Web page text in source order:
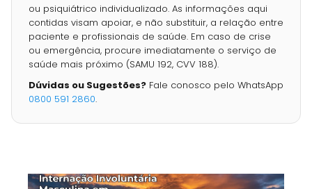
ou psiquiátrico individualizado. As informações aqui
contidas visam apoiar, e não substituir, a relação entre
paciente e profissionais de saúde. Em caso de crise
ou emergência, procure imediatamente o serviço de
saúde mais próximo (SAMU 192, CVV 188).
Dúvidas ou Sugestões? Fale conosco pelo WhatsApp
0800 591 2860.